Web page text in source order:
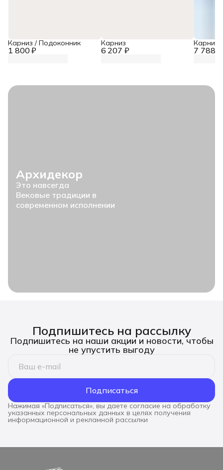
1 800 ₽
Карниз / Подоконник
6 207 ₽
Карниз
7 788 ₽
Карниз
Архидекор
Это навсегда
Вековые традиции в
современном исполнении
Подпишитесь на рассылку
Подпишитесь на наши акции и новости, чтобы
не упустить выгоду
Подписаться
Нажимая «Подписаться», вы даете согласие на обработку
указанных персональных данных в целях получения
информационной и рекламной рассылки